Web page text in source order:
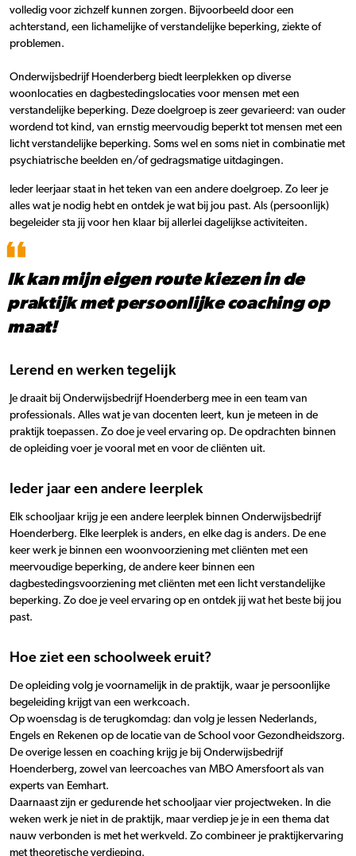
volledig voor zichzelf kunnen zorgen. Bijvoorbeeld door een
achterstand, een lichamelijke of verstandelijke beperking, ziekte of
problemen.
Onderwijsbedrijf Hoenderberg biedt leerplekken op diverse
woonlocaties en dagbestedingslocaties voor mensen met een
verstandelijke beperking. Deze doelgroep is zeer gevarieerd: van ouder
wordend tot kind, van ernstig meervoudig beperkt tot mensen met een
licht verstandelijke beperking. Soms wel en soms niet in combinatie met
psychiatrische beelden en/of gedragsmatige uitdagingen.
Ieder leerjaar staat in het teken van een andere doelgroep. Zo leer je
alles wat je nodig hebt en ontdek je wat bij jou past. Als (persoonlijk)
begeleider sta jij voor hen klaar bij allerlei dagelijkse activiteiten.
Ik kan mijn eigen route kiezen in de
praktijk met persoonlijke coaching op
maat!
Lerend en werken tegelijk
Je draait bij Onderwijsbedrijf Hoenderberg mee in een team van
professionals. Alles wat je van docenten leert, kun je meteen in de
praktijk toepassen. Zo doe je veel ervaring op. De opdrachten binnen
de opleiding voer je vooral met en voor de cliënten uit.
Ieder jaar een andere leerplek
Elk schooljaar krijg je een andere leerplek binnen Onderwijsbedrijf
Hoenderberg. Elke leerplek is anders, en elke dag is anders. De ene
keer werk je binnen een woonvoorziening met cliënten met een
meervoudige beperking, de andere keer binnen een
dagbestedingsvoorziening met cliënten met een licht verstandelijke
beperking. Zo doe je veel ervaring op en ontdek jij wat het beste bij jou
past.
Hoe ziet een schoolweek eruit?
De opleiding volg je voornamelijk in de praktijk, waar je persoonlijke
begeleiding krijgt van een werkcoach.
Op woensdag is de terugkomdag: dan volg je lessen Nederlands,
Engels en Rekenen op de locatie van de School voor Gezondheidszorg.
De overige lessen en coaching krijg je bij Onderwijsbedrijf
Hoenderberg, zowel van leercoaches van MBO Amersfoort als van
experts van Eemhart.
Daarnaast zijn er gedurende het schooljaar vier projectweken. In die
weken werk je niet in de praktijk, maar verdiep je je in een thema dat
nauw verbonden is met het werkveld. Zo combineer je praktijkervaring
met theoretische verdieping.